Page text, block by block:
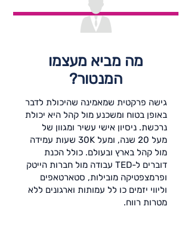
מה מביא מעצמו
המנטור?
גישה פרקטית שמאמינה שהיכולת לדבר
באופן בטוח ומשכנע מול קהל היא יכולת
נרכשת. ניסיון אישי עשיר ומגוון של
מעל 20 שנה, ומעל 30K שעות עמידה
מול קהל בארץ ובעולם. כולל הכנת
דוברים ל-TED עבודה מול חברות הייטק
ופרמצפטיקה מובילות, סטארטאפים
וליווי יזמים כו לל עמותות וארגונים ללא
מטרות רווח.